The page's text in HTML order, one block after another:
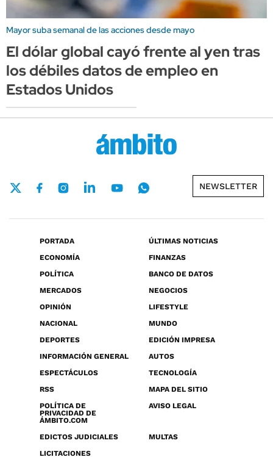
Mayor suba semanal de las acciones desde mayo
El dólar global cayó frente al yen tras
los débiles datos de empleo en
Estados Unidos
NEWSLETTER
PORTADA
ÚLTIMAS NOTICIAS
ECONOMÍA
FINANZAS
POLÍTICA
BANCO DE DATOS
MERCADOS
NEGOCIOS
OPINIÓN
LIFESTYLE
NACIONAL
MUNDO
DEPORTES
EDICIÓN IMPRESA
INFORMACIÓN GENERAL
AUTOS
ESPECTÁCULOS
TECNOLOGÍA
RSS
MAPA DEL SITIO
POLÍTICA DE
PRIVACIDAD DE
ÁMBITO.COM
AVISO LEGAL
EDICTOS JUDICIALES
MULTAS
LICITACIONES